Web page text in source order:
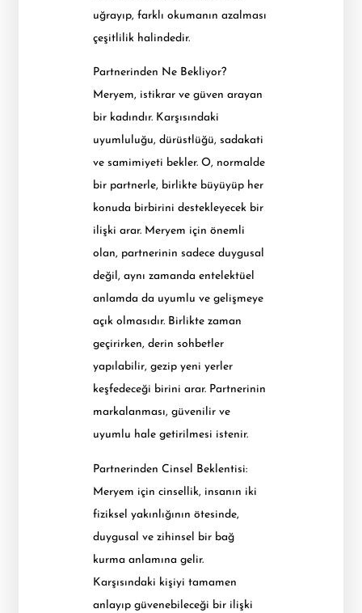
uğrayıp, farklı okumanın azalması
çeşitlilik halindedir.
Partnerinden Ne Bekliyor?
Meryem, istikrar ve güven arayan
bir kadındır. Karşısındaki
uyumluluğu, dürüstlüğü, sadakati
ve samimiyeti bekler. O, normalde
bir partnerle, birlikte büyüyüp her
konuda birbirini destekleyecek bir
ilişki arar. Meryem için önemli
olan, partnerinin sadece duygusal
değil, aynı zamanda entelektüel
anlamda da uyumlu ve gelişmeye
açık olmasıdır. Birlikte zaman
geçirirken, derin sohbetler
yapılabilir, gezip yeni yerler
keşfedeceği birini arar. Partnerinin
markalanması, güvenilir ve
uyumlu hale getirilmesi istenir.
Partnerinden Cinsel Beklentisi:
Meryem için cinsellik, insanın iki
fiziksel yakınlığının ötesinde,
duygusal ve zihinsel bir bağ
kurma anlamına gelir.
Karşısındaki kişiyi tamamen
anlayıp güvenebileceği bir ilişki